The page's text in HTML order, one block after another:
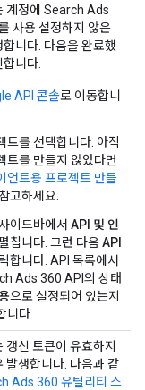
계정에 Search Ads
사용 설정하지 않은
합니다. 다음을 완료했
니다.
API 콘솔로 이동합니
트를 선택합니다. 아직
트를 만들지 않았다면
언트용 프로젝트 만들
고하세요.
이드바에서 API 및 인
칩니다. 그런 다음API
합니다. API 목록에서
Ads 360 API의 상태
으로 설정되어 있는지
니다.
갱신 토큰이 유효하지
발생합니다. 다음과 같
Ads 360 유틸리티 스